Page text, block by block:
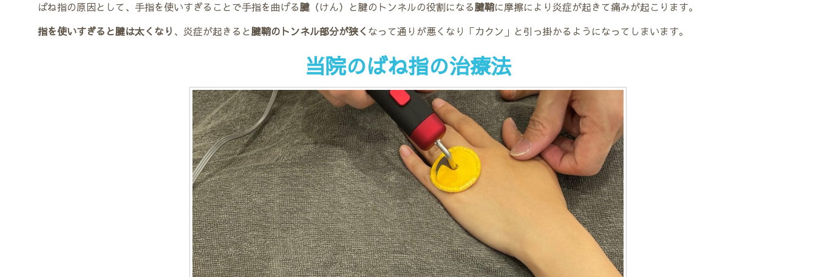
ばね指の原因として、手指を使いすぎることで手指を曲げる腱 （けん）と腱のトンネルの役割になる腱鞘に摩擦により炎症が起きて痛みが起こります。
指を使いすぎると腱は太くなり 、炎症が起きると腱鞘のトンネル部分が狭く なって通りが悪くなり「カクン」と引っ掛かるようになってしまいます。
当院のばね指の治療法